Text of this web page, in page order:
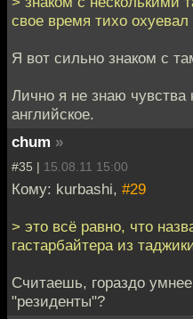
свое время тихо
Я вот сильно знаком с
Лично я не знаю
английское.
chum »
#35 | 15.08.11 15:00
Кому: kurbashi, #29
> это всё равно, что
гастарбайтера из
Считаешь, гораздо
"резиденты"?